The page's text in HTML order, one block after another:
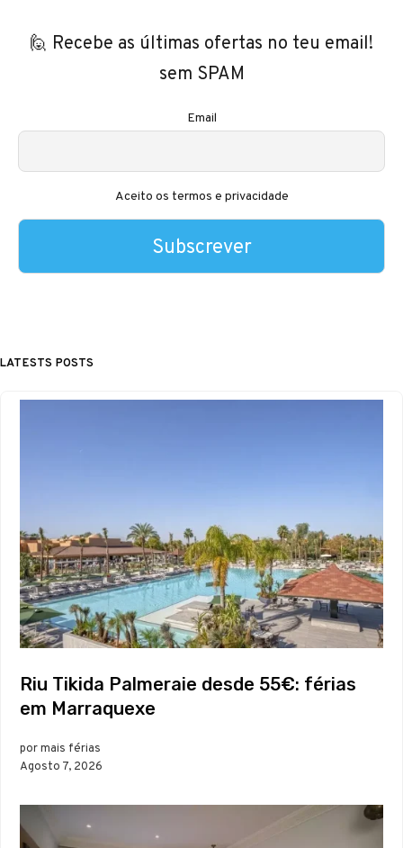
🙋 Recebe as últimas ofertas no teu email!
sem SPAM
Email
Aceito os termos e privacidade
LATESTS POSTS
Riu Tikida Palmeraie desde 55€: férias
em Marraquexe
por mais férias
Agosto 7, 2026